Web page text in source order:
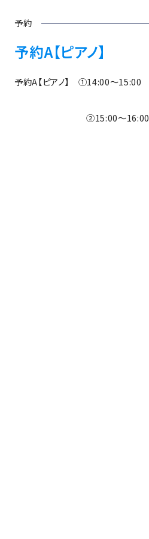
予約
予約A【ピアノ】
予約A【ピアノ】 ①14:00～15:00
②15:00～16:00